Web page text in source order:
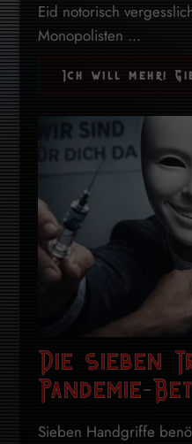
Eid notorisch
Monopolisten ...
Ich will mehr!
Die sieben
Pandemie-
Sieben Handgriffe